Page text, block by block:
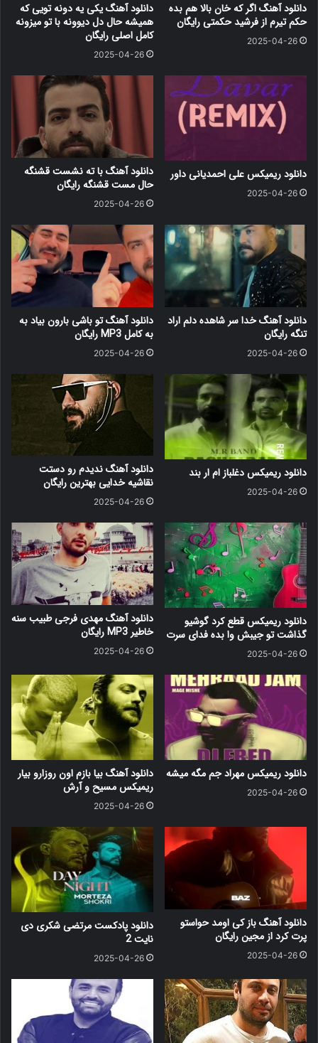
دانلود آهنگ اگر که خان بالا هم بده
حکم تیرم از فرشید حکمتی رایگان
2025-04-26
دانلود آهنگ یکی یه دونه تویی که
همیشه حال دل دیوونه با تو میزونه
کامل اصلی رایگان
2025-04-26
دانلود ریمیکس علی احمدیانی داور
2025-04-26
دانلود آهنگ با ته نشست قشنگه
حال مست قشنگه رایگان
2025-04-26
دانلود آهنگ خدا سر شاهده دلم اراد
تنگه رایگان
2025-04-26
دانلود آهنگ ﺗﻮ ﺑﺎﺷﻰ ﺑﺎرون ﺑﻴﺎد ﺑﻪ
ﺑﻪ کامل MP3 رایگان
2025-04-26
دانلود ریمیکس دغلباز ام ار بند
2025-04-26
دانلود آهنگ ندیدم رو دستت
نقاشیه خدایی بهترین رایگان
2025-04-26
دانلود ریمیکس قطع کرد گوشیو
گذاشت تو جیبش وا بده فدای سرت
2025-04-26
دانلود آهنگ مهدی فرجی طبیب سنه
خاطیر MP3 رایگان
2025-04-26
دانلود ریمیکس مهراد جم مگه میشه
2025-04-26
دانلود آهنگ بیا بازم اون روزارو بیار
ریمیکس مسیح و آرش
2025-04-26
دانلود آهنگ باز کی اومد حواستو
پرت کرد از مجین رایگان
2025-04-26
دانلود پادکست مرتضی شکری دی
نایت 2
2025-04-26